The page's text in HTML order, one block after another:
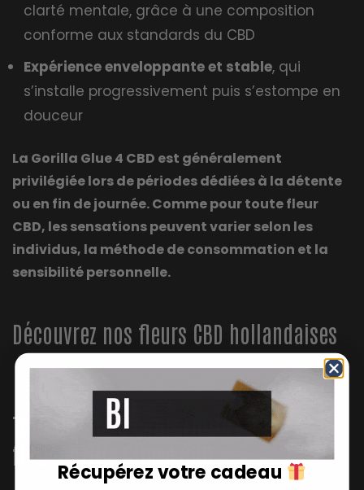
clarté mentale, grâce à une composition
conforme aux standards du CBD
Expérience enveloppante et stable, qui
s’installe progressivement puis s’estompe en
douceur
La Gorilla Glue 4 CBD est généralement
privilégiée lors de périodes dédiées à la détente
ou en fin de journée. Comme pour toute fleur
CBD, les sensations peuvent varier selon les
individus, la méthode de consommation et la
sensibilité personnelle.
Découvrez nos fleurs CBD hollandaises
Taux de CBD & conformité légale de la
fleur Gorilla Glue 4 CBD
Récupérez votre cadeau